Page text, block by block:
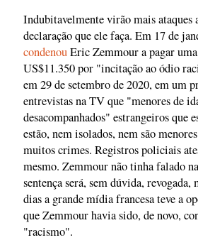
Indubitavelmente virão mais ataques
declaração que ele faça. Em 17 de
condenouEric Zemmour a pagar
US$11.350 por "incitação ao ódio
em 29 de setembro de 2020, em um
entrevistas na TV que "menores de
desacompanhados" estrangeiros que
estão, nem isolados, nem são
muitos crimes. Registros policiais
mesmo. Zemmour não tinha falado
sentença será, sem dúvida, revogada,
dias a grande mídia francesa teve a
que Zemmour havia sido, de novo,
"racismo".